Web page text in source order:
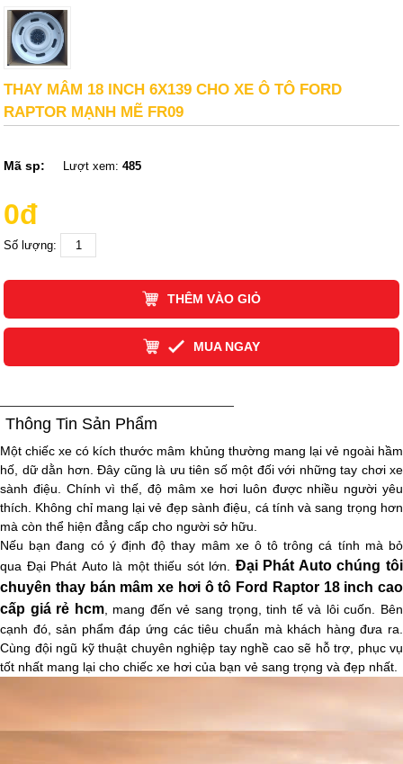
THAY MÂM 18 INCH 6X139 CHO XE Ô TÔ FORD
RAPTOR MẠNH MẼ FR09
Mã sp: Lượt xem:485
0đ
Số lượng:
THÊM VÀO GIỎ
MUA NGAY
Thông Tin Sản Phẩm
Một chiếc xe có kích thước mâm khủng thường mang lại vẻ ngoài hầm
hố, dữ dằn hơn. Đây cũng là ưu tiên số một đối với những tay chơi xe
sành điệu. Chính vì thế, độ mâm xe hơi luôn được nhiều người yêu
thích. Không chỉ mang lại vẻ đẹp sành điệu, cá tính và sang trọng hơn
mà còn thể hiện đẳng cấp cho người sở hữu.
Nếu bạn đang có ý định độ thay mâm xe ô tô trông cá tính mà bỏ
qua Đại Phát Auto là một thiếu sót lớn.
Đại Phát Auto chúng tôi
chuyên thay bán mâm xe hơi ô tô Ford Raptor18inch cao
cấp giá rẻ​ hcm, mang đến vẻ sang trọng, tinh tế và lôi cuốn. Bên
cạnh đó, sản phẩm đáp ứng các tiêu chuẩn mà khách hàng đưa ra.
Cùng đội ngũ kỹ thuật chuyên nghiệp tay nghề cao sẽ hỗ trợ, phục vụ
tốt nhất mang lại cho chiếc xe hơi của bạn vẻ sang trọng và đẹp nhất.